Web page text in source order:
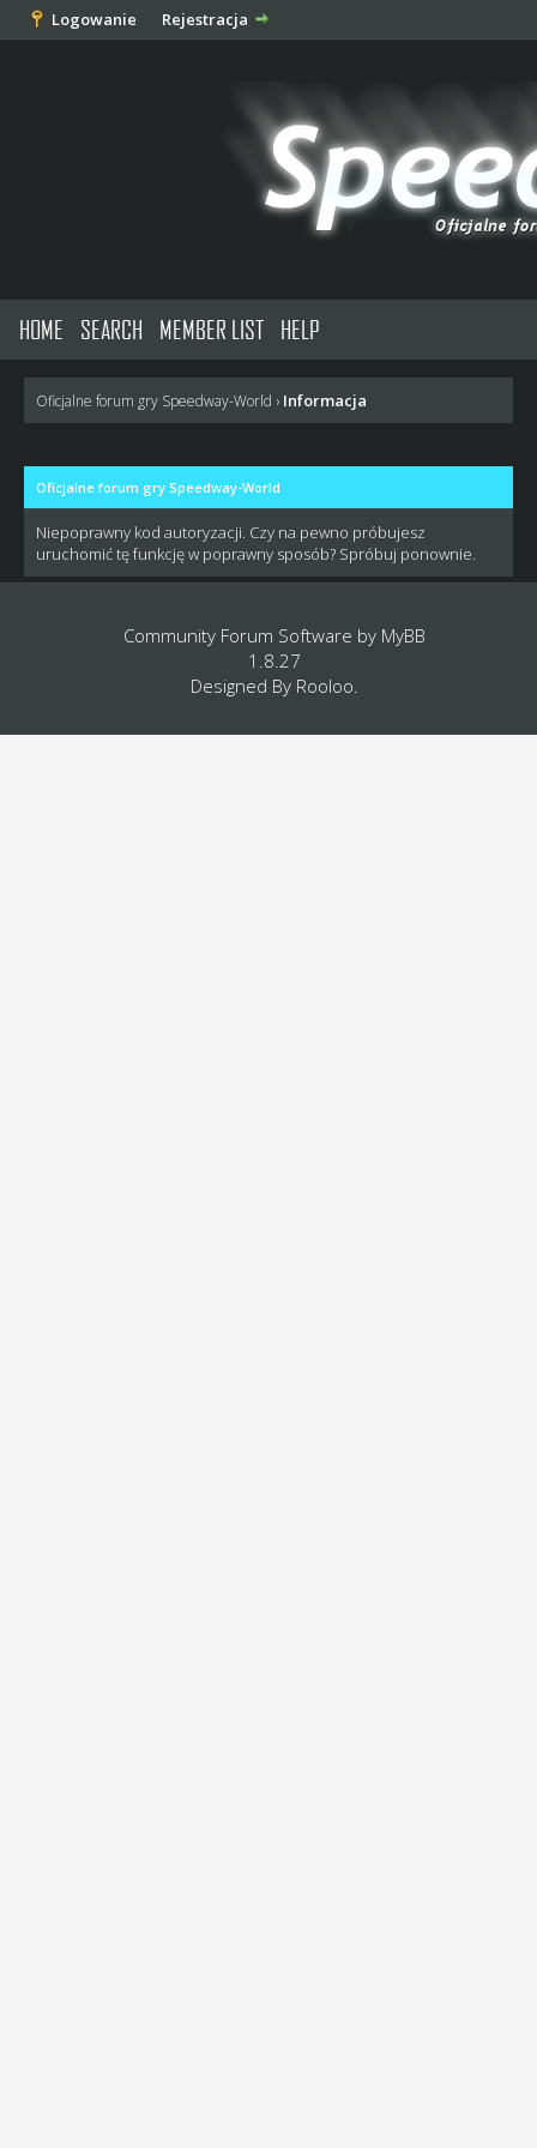
Logowanie Rejestracja
HOME SEARCH MEMBER LIST HELP
Oficjalne forum gry Speedway-World › Informacja
Oficjalne forum gry Speedway-World
Niepoprawny kod autoryzacji. Czy na pewno próbujesz
uruchomić tę funkcję w poprawny sposób? Spróbuj ponownie.
Community Forum Software by MyBB
1.8.27
Designed By Rooloo.